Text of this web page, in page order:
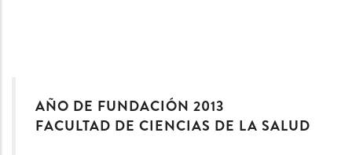
AÑO DE FUNDACIÓN 2013
FACULTAD DE CIENCIAS DE LA SALUD